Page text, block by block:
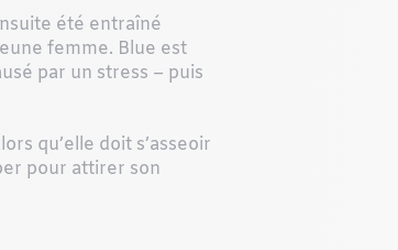
été entraîné
femme. Blue est
par un stress – puis
qu’elle doit s’asseoir
pour attirer son